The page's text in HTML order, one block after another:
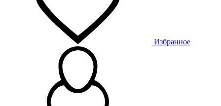
Избранное